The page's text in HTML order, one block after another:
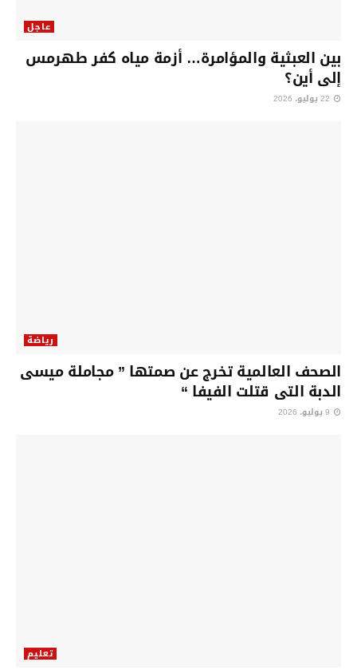
عاجل
بين العبثية والمؤامرة… أزمة مياه كفر طهرمس
إلى أين؟
رياضة
الصحف العالمية تخرج عن صمتها ” مجاملة ميسى
الدبة التى قتلت الفيفا “
تعليم